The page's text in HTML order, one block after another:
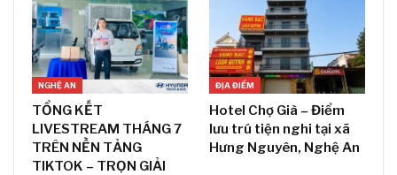
NGHỆ AN
TỔNG KẾT
LIVESTREAM THÁNG 7
TRÊN NỀN TẢNG
TIKTOK – TRỌN GIẢI
ĐỊA ĐIỂM
Hotel Chợ Già – Điểm
lưu trú tiện nghi tại xã
Hưng Nguyên, Nghệ An